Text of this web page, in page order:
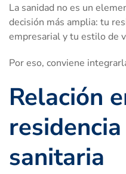
La sanidad no es un
decisión más amplia: tu
empresarial y tu estilo de
Por eso, conviene
Relación
sanitaria